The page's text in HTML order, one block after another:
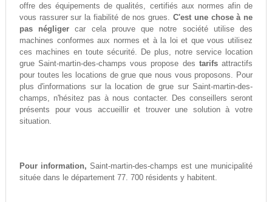
offre des équipements de qualités, certifiés aux normes afin de
vous rassurer sur la fiabilité de nos grues.C'est une chose à ne
pas négliger car cela prouve que notre société utilise des
machines conformes aux normes et à la loi et que vous utilisez
ces machines en toute sécurité. De plus, notre service location
grue Saint-martin-des-champs vous propose des tarifsattractifs
pour toutes les locations de grue que nous vous proposons. Pour
plus d'informations sur la location de grue sur Saint-martin-des-
champs, n'hésitez pas à nous contacter. Des conseillers seront
présents pour vous accueillir et trouver une solution à votre
situation.
Pour information, Saint-martin-des-champs est une municipalité
située dans le département 77. 700 résidents y habitent.